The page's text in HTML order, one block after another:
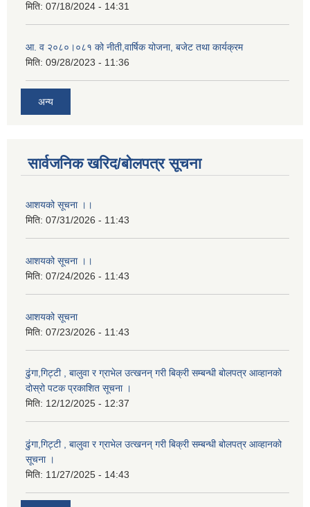
मिति: 07/18/2024 - 14:31
आ. व २०८०।०८१ को नीती,वार्षिक योजना, बजेट तथा कार्यक्रम
मिति: 09/28/2023 - 11:36
अन्य
सार्वजनिक खरिद/बोलपत्र सूचना
आशयको सूचना ।।
मिति: 07/31/2026 - 11:43
आशयको सूचना ।।
मिति: 07/24/2026 - 11:43
आशयको सूचना
मिति: 07/23/2026 - 11:43
ढुंगा,गिट्टी , बालुवा र ग्राभेल उत्खनन् गरी बिक्री सम्बन्धी बोलपत्र आव्हानको
दोस्रो पटक प्रकाशित सूचना ।
मिति: 12/12/2025 - 12:37
ढुंगा,गिट्टी , बालुवा र ग्राभेल उत्खनन् गरी बिक्री सम्बन्धी बोलपत्र आव्हानको
सूचना ।
मिति: 11/27/2025 - 14:43